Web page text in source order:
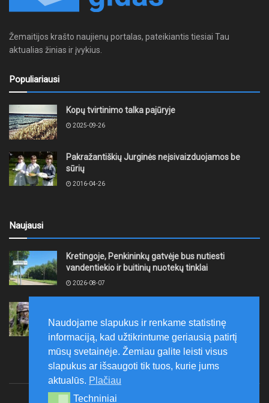
Žemaitijos krašto naujienų portalas, pateikiantis tiesiai Tau
aktualias žinias ir įvykius.
Populiariausi
Kopų tvirtinimo talka pajūryje
2025-09-26
Pakražantiškių Jurginės neįsivaizduojamos be
sūrių
2016-04-26
Naujausi
Kretingoje, Penkininkų gatvėje bus nutiesti
vandentiekio ir buitinių nuotekų tinklai
2026-08-07
rinktinė vykdys karines pratybas
2026-08-07
Naudojame slapukus ir renkame statistinę
informaciją, kad užtikrintume geriausią patirtį
mūsų svetainėje. Žemiau galite leisti visus
slapukus ar išsaugoti tik tuos, kurie jums
aktualūs. Plačiau
Techniniai
Techniniai